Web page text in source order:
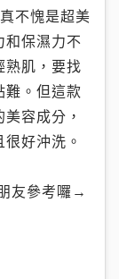
不愧是超美
和保濕力不
熟肌，要找
難。但這款
容成分，
好沖洗。
友參考囉→